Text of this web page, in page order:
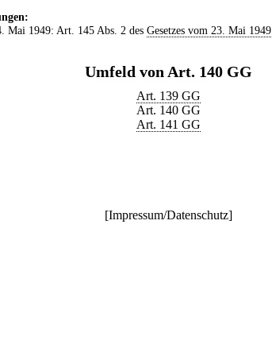
Mai 1949: Art. 145 Abs. 2 des Gesetzes vom 23. Mai 1949.
Umfeld von Art. 140 GG
Art. 139 GG
Art. 140 GG
Art. 141 GG
[Impressum/Datenschutz]